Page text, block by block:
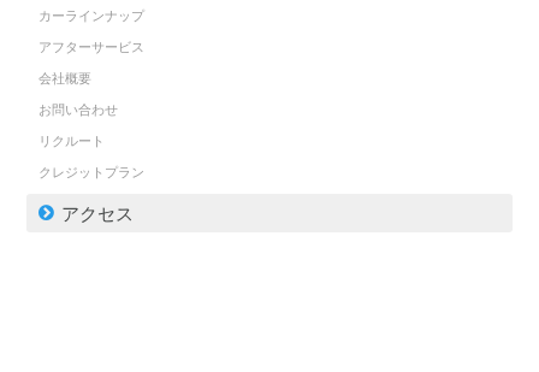
カーラインナップ
アフターサービス
会社概要
お問い合わせ
リクルート
クレジットプラン
アクセス